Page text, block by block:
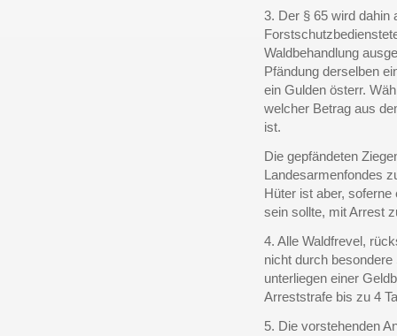
3. Der § 65 wird dahin
Waldbehandlung
Pfändung derselben
ein Gulden österr.
welcher Betrag aus
ist.
Die gepfändeten
Landesarmenfondes
Hüter ist aber,
sein sollte, mit Arrest
4. Alle Waldfrevel,
nicht durch
unterliegen einer
Arreststrafe bis zu 4
5. Die vorstehenden